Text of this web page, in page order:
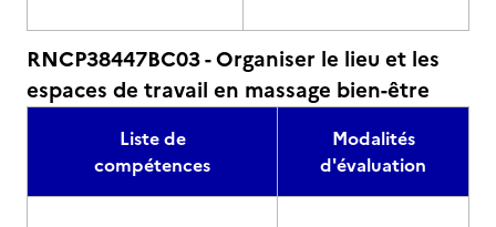
RNCP38447BC03 - Organiser le lieu et les
espaces de travail en massage bien-être
Liste de
compétences
Modalités
d'évaluation